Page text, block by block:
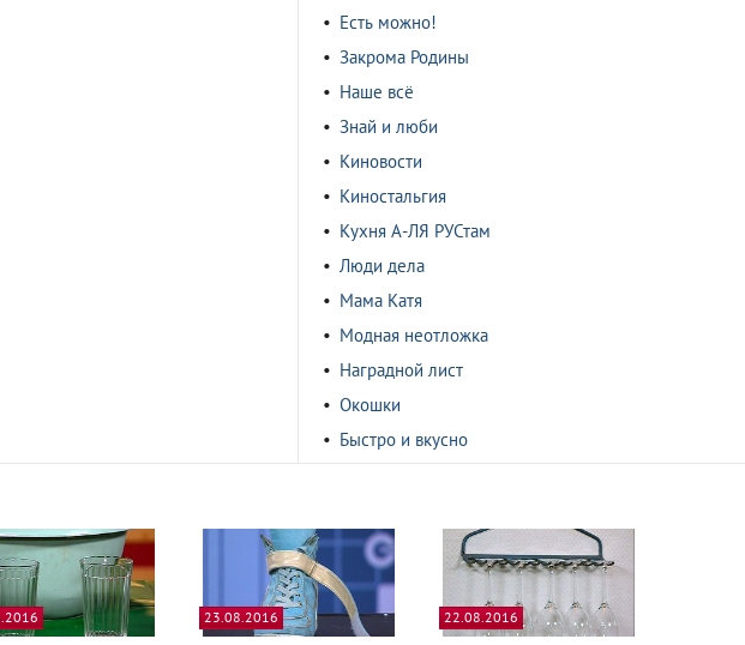
Есть можно!
Закрома Родины
Наше всё
Знай и люби
Киновости
Киностальгия
Кухня А-ЛЯ РУСтам
Люди дела
Мама Катя
Модная неотложка
Наградной лист
Окошки
Быстро и вкусно
23.08.2016 22.08.2016